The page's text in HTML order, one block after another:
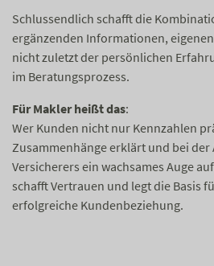
Schlussendlich schafft die
ergänzenden Informationen,
nicht zuletzt der persönlichen
im Beratungsprozess.
Für Makler heißt das:
Wer Kunden nicht nur Kennzahlen
Zusammenhänge erklärt und bei der
Versicherers ein wachsames Auge
schafft Vertrauen und legt die Basis
erfolgreiche Kundenbeziehung.